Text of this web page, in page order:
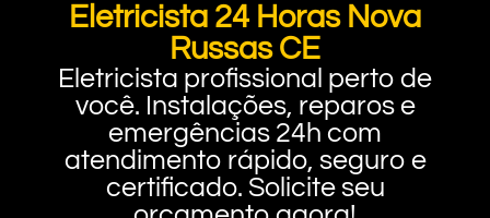
Eletricista 24 Horas Nova
Russas CE
Eletricista profissional perto de
você. Instalações, reparos e
emergências 24h com
atendimento rápido, seguro e
certificado. Solicite seu